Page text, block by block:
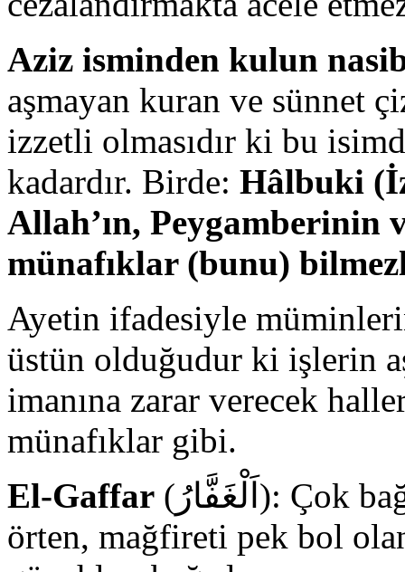
Aziz isminden kulun
aşmayan kuran ve sünnet
izzetli olmasıdır ki bu
kadardır. Birde: Hâlbuki
Allah’ın, Peygamberinin
münafıklar (bunu)
Ayetin ifadesiyle
üstün olduğudur ki işlerin
imanına zarar verecek
münafıklar gibi.
El-Gaffar (اَلْغَفَّارُ): Çok bağışlayan, kusurları/günahları
örten, mağfireti pek bol